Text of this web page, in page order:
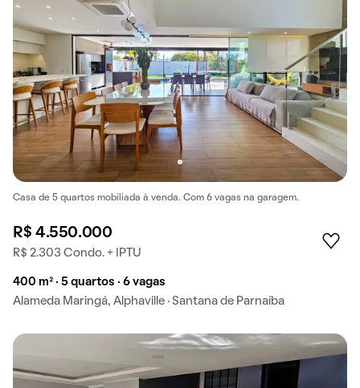
Casa de 5 quartos mobiliada à venda. Com 6 vagas na garagem.
R$ 4.550.000
R$ 2.303 Condo. + IPTU
400 m² · 5 quartos · 6 vagas
Alameda Maringá, Alphaville · Santana de Parnaíba